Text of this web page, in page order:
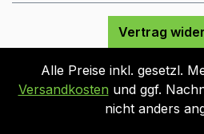
Vertrag
Alle Preise inkl. gesetzl.
Versandkosten und ggf.
nicht anders